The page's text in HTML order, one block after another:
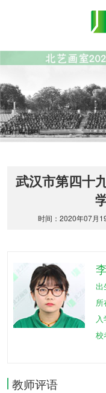
武汉市第四十
时间：2020年07月
出
所
校
教师评语